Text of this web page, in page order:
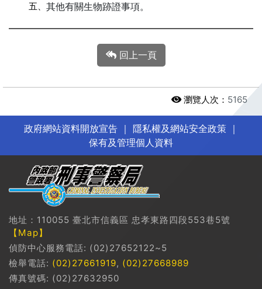
五、 其他有關生物跡證事項。
回上一頁
瀏覽人次： 5165
政府網站資料開放宣告｜ 隱私權及網站安全政策｜
保有及管理個人資料
地址：110055 臺北市信義區 忠孝東路四段553巷5號
【Map】
偵防中心服務電話: (02)27652122~5
檢舉電話: (02)27661919, (02)27668989
傳真號碼: (02)27632950